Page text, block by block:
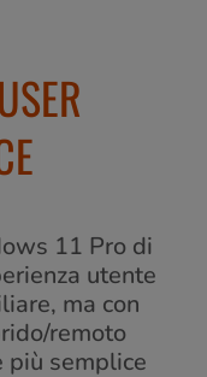
11 Pro di
utente
ma con
remoto
più semplice